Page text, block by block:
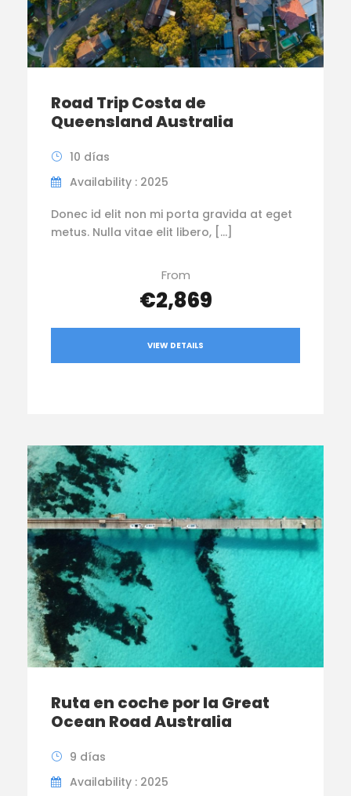
Road Trip Costa de
Queensland Australia
10 días
Availability : 2025
Donec id elit non mi porta gravida at eget
metus. Nulla vitae elit libero, […]
From
€2,869
VIEW DETAILS
Ruta en coche por la Great
Ocean Road Australia
9 días
Availability : 2025